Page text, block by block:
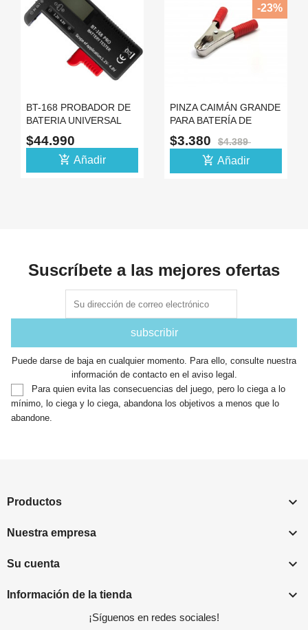
BT-168 PROBADOR DE
BATERIA UNIVERSAL
TESTER 18650 AA AAA
9V
$44.990
add_shopping_cart Añadir
PINZA CAIMÁN GRANDE
PARA BATERÍA DE
CARRO ROJO 100A
$3.380 $4.389
add_shopping_cart Añadir
-23%
Suscríbete a las mejores ofertas
Puede darse de baja en cualquier momento. Para ello, consulte nuestra
información de contacto en el aviso legal.
Para quien evita las consecuencias del juego, pero lo ciega a lo
mínimo, lo ciega y lo ciega, abandona los objetivos a menos que lo
abandone.
Productos 
Nuestra empresa 
Su cuenta 
Información de la tienda 
¡Síguenos en redes sociales!